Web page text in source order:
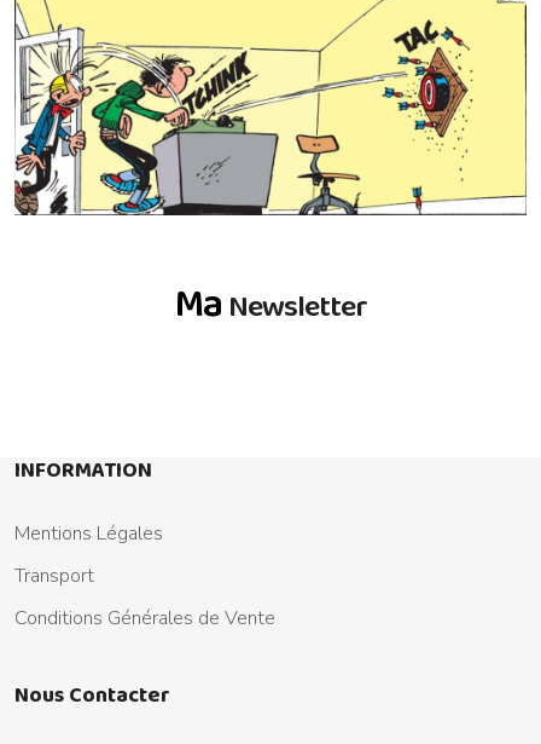
Ma Newsletter
INFORMATION
Mentions Légales
Transport
Conditions Générales de Vente
Nous Contacter